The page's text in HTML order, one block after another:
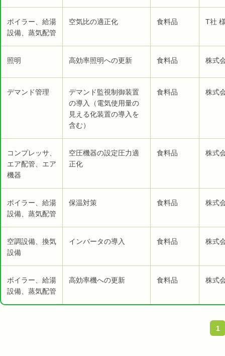
ボイラー、給湯
設備、蒸気配管
空気比の適正化 食料品 T社
照明 高効率照明への更新 食料品 株式
デマンド管理
デマンド監視制御装置
の導入（電気使用量の
見える化装置の導入を
含む）
食料品 株式
コンプレッサ、
エア配管、エア
機器
空圧機器の設定圧力適
正化
食料品 株式
ボイラー、給湯
設備、蒸気配管
保温対策 食料品 株式
空調設備、換気
設備
インバータの導入 食料品 株式
ボイラー、給湯
設備、蒸気配管
高効率機への更新 食料品 株式
1